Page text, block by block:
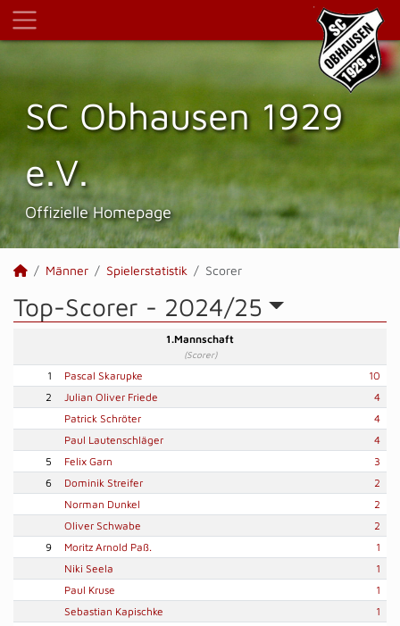
SC Obhausen 1929
e.V.
Offizielle Homepage
Männer Spielerstatistik Scorer
Top-Scorer - 2024/25
1.Mannschaft
(Scorer)
1 Pascal Skarupke
10
2
Julian Oliver Friede
4
Patrick Schröter
4
Paul Lautenschläger
4
5
Felix Garn
3
6
Dominik Streifer
2
Norman Dunkel
2
Oliver Schwabe
2
9
Moritz Arnold Paß.
1
Niki Seela
1
Paul Kruse
1
Sebastian Kapischke
1